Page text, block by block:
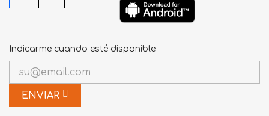
Indicarme cuando esté disponible
ENVIAR